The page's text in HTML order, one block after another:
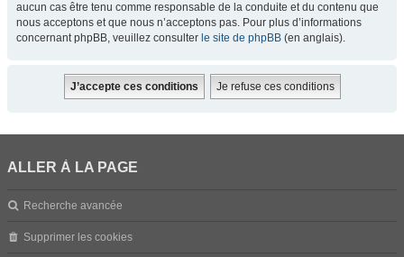
aucun cas être tenu comme responsable de la conduite et du contenu que
nous acceptons et que nous n’acceptons pas. Pour plus d’informations
concernant phpBB, veuillez consulter le site de phpBB (en anglais).
ALLER À LA PAGE
Recherche avancée
Supprimer les cookies